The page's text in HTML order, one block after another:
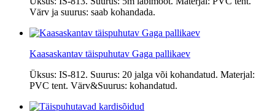
Värv ja suurus: saab kohandada.
Kaasaskantav täispuhutav Gaga pallikaev
Üksus: IS-812. Suurus: 20 jalga või kohandatud. Materjal:
PVC tent. Värv&Suurus: kohandatud.